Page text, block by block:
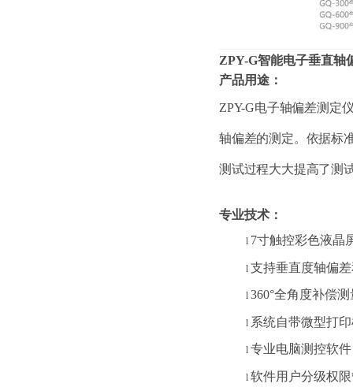
ZPY-G智能电子垂直轴
产品用途：
ZPY-G电子轴偏差测定
轴偏差的测定。依据标
测试过程大大提高了测
专业技术：
l 7寸触控彩色液晶
l支持垂直度轴偏
l360°全角度补偿
l 系统自带微型打
l专业电脑测控软
l软件用户分级权